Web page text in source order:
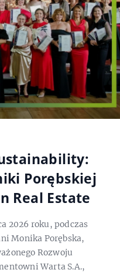
Porębskiej
Real Estate
2026 roku, podczas
Monika Porębska,
Rozwoju
Warta S.A.,